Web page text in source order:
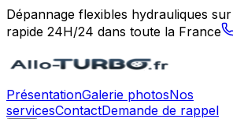
Dépannage flexibles hydrauliques
rapide 24H/24 dans toute la France
PrésentationGalerie photosNos
servicesContactDemande de rappel